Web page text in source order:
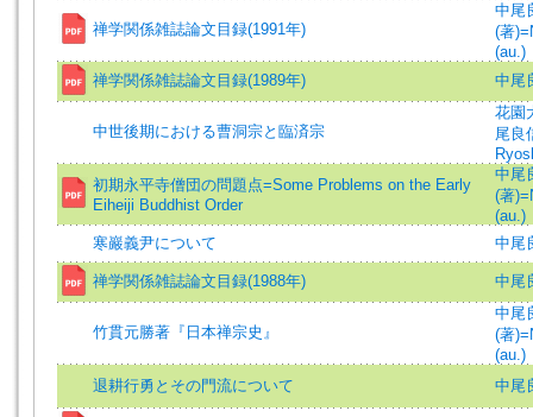
禅学関係雑誌論文目録(1991年)
中尾
(著
(au.)
禅学関係雑誌論文目録(1989年)
中尾
中世後期における曹洞宗と臨済宗
花園
尾良
初期永平寺僧団の問題点=Some Problems on the Early
Eiheiji Buddhist Order
中尾
(著
(au.)
寒巖義尹について
中尾
禅学関係雑誌論文目録(1988年) 中尾
竹貫元勝著『日本禅宗史』
中尾
(著
(au.)
退耕行勇とその門流について
中尾